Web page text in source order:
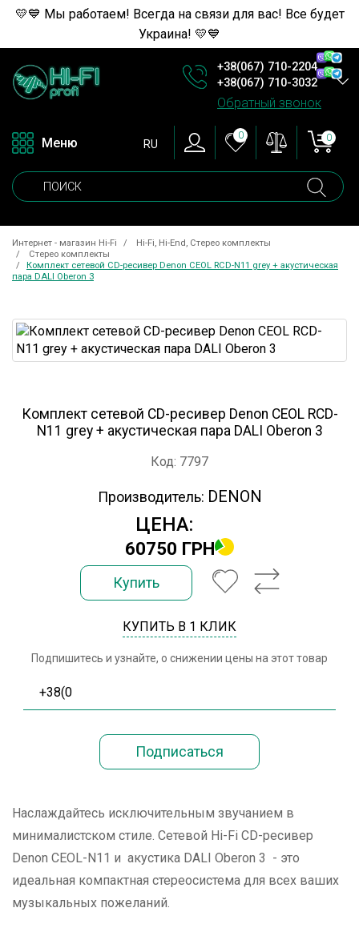
💛💙 Мы работаем! Всегда на связи для вас! Все будет
Украина! 💛💙
+38(067) 710-2204
+38(067) 710-3032
Обратный звонок
Меню RU
0 0
Интернет - магазин Hi-Fi
Hi-Fi, Hi-End, Стерео комплекты
Стерео комплекты
Комплект сетевой CD-ресивер Denon CEOL RCD-N11 grey + акустическая
пара DALI Oberon 3
Комплект сетевой CD-ресивер Denon CEOL RCD-
N11 grey + акустическая пара DALI Oberon 3
Код: 7797
Производитель: DENON
ЦЕНА:
60750 ГРН
Купить
КУПИТЬ В 1 КЛИК
Подпишитесь и узнайте, о снижении цены на этот товар
Наслаждайтесь исключительным звучанием в
минималистском стиле. Сетевой Hi-Fi CD-ресивер
Denon CEOL-N11 и акустика DALI Oberon 3 - это
идеальная компактная стереосистема для всех ваших
музыкальных пожеланий.